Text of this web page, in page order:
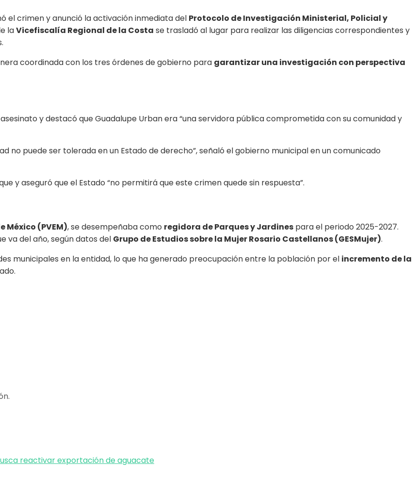
el crimen y anunció la activación inmediata del Protocolo de Investigación Ministerial, Policial y
laVicefiscalía Regional de la Costa se trasladó al lugar para realizar las diligencias correspondientes y
coordinada con los tres órdenes de gobierno para garantizar una investigación con perspectiva
y destacó que Guadalupe Urban era “una servidora pública comprometida con su comunidad y
no puede ser tolerada en un Estado de derecho”, señaló el gobierno municipal en un comunicado
y aseguró que el Estado “no permitirá que este crimen quede sin respuesta”.
México (PVEM), se desempeñaba como regidora de Parques y Jardines para el periodo 2025-2027.
va del año, según datos del Grupo de Estudios sobre la Mujer Rosario Castellanos (GESMujer).
municipales en la entidad, lo que ha generado preocupación entre la población por el incremento de la